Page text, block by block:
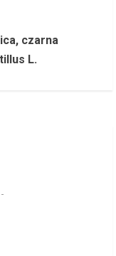
czarna
L.